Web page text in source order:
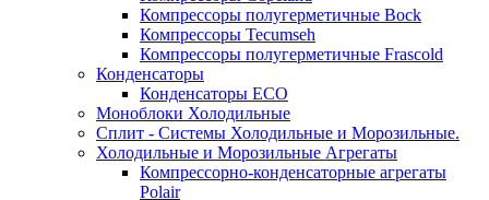
Компрессоры полугерметичные Bock
Компрессоры Tecumseh
Компрессоры полугерметичные Frascold
Конденсаторы
Конденсаторы ECO
Моноблоки Холодильные
Сплит - Системы Холодильные и Морозильные.
Холодильные и Морозильные Агрегаты
Компрессорно-конденсаторные агрегаты
Polair